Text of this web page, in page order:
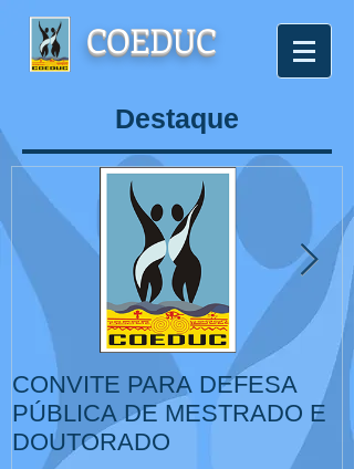
COEDUC
Destaque
CONVITE PARA DEFESA
PÚBLICA DE MESTRADO E
DOUTORADO